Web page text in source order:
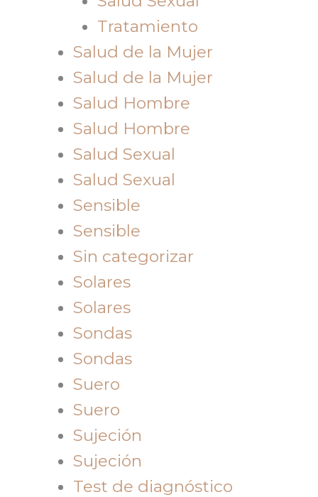
Tratamiento
Salud de la Mujer
Salud de la Mujer
Salud Hombre
Salud Hombre
Salud Sexual
Salud Sexual
Sensible
Sensible
Sin categorizar
Solares
Solares
Sondas
Sondas
Suero
Suero
Sujeción
Sujeción
Test de diagnóstico